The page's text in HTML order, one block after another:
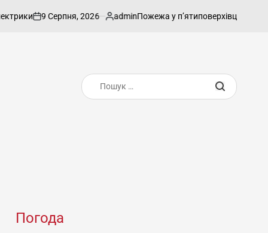
on
9 Серпня, 2026
Опубліковано
admin Пожежа у п’ятиповерхівці в Харкові:
Пошук:
Погода